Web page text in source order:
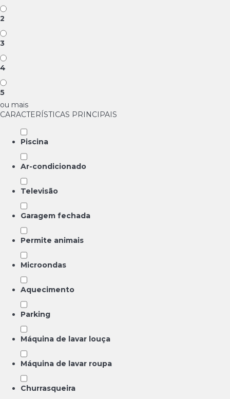
2
3
4
5
ou mais
CARACTERÍSTICAS PRINCIPAIS
Piscina
Ar-condicionado
Televisão
Garagem fechada
Permite animais
Microondas
Aquecimento
Parking
Máquina de lavar louça
Máquina de lavar roupa
Churrasqueira